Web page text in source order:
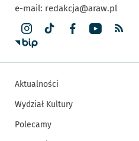
e-mail: redakcja@araw.pl
Aktualności
Wydział Kultury
Polecamy